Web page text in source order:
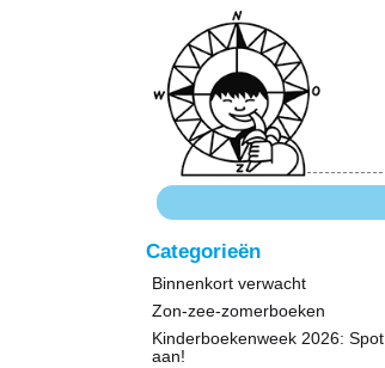
Categorieën
Binnenkort verwacht
Zon-zee-zomerboeken
Kinderboekenweek 2026: Spot
aan!